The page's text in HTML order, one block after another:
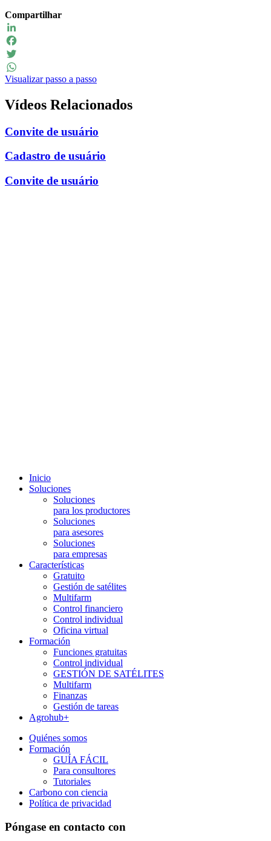
Compartilhar
LinkedIn
Facebook
Twitter
WhatsApp
Visualizar passo a passo
Vídeos Relacionados
Convite de usuário
Cadastro de usuário
Convite de usuário
Inicio
Soluciones
Soluciones
para los productores
Soluciones
para asesores
Soluciones
para empresas
Características
Gratuito
Gestión de satélites
Multifarm
Control financiero
Control individual
Oficina virtual
Formación
Funciones gratuitas
Control individual
GESTIÓN DE SATÉLITES
Multifarm
Finanzas
Gestión de tareas
Agrohub+
Quiénes somos
Formación
GUÍA FÁCIL
Para consultores
Tutoriales
Carbono con ciencia
Política de privacidad
Póngase en contacto con